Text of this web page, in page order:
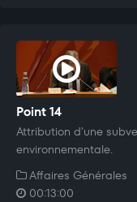
Point 14
Attribution d'une
environnementale.
Affaires Générales
00:13:00